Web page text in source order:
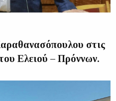
στις
Ελειού – Πρόννων.